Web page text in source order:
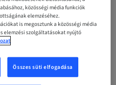
közösségi média funkciók
elemzéséhez.
is megosztunk a közösségi média
elemzési szolgáltatásokat nyújtó
Összes süti elfogadása